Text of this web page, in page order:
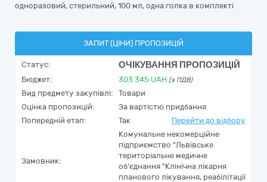
одноразовий, стерильний, 100 мл, одна голка в комплекті
ЗАПИТ (ЦІНИ) ПРОПОЗИЦІЙ
Статус: ОЧІКУВАННЯ ПРОПОЗИЦІЙ
Бюджет: 303 345 UAH (з ПДВ)
Вид предмету закупівлі:
Товари
Оцінка пропозицій:
За вартістю придбання
Попередній етап:
Так Перейти до відбору
Замовник:
Комунальне некомерційне
підприємство "Львівське
територіальне медичне
об'єднання "Клінічна лікарня
планового лікування, реабілітації